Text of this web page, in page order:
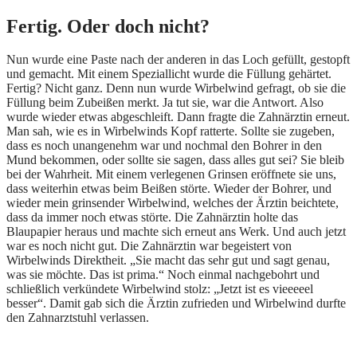
Fertig. Oder doch nicht?
Nun wurde eine Paste nach der anderen in das Loch gefüllt, gestopft
und gemacht. Mit einem Speziallicht wurde die Füllung gehärtet.
Fertig? Nicht ganz. Denn nun wurde Wirbelwind gefragt, ob sie die
Füllung beim Zubeißen merkt. Ja tut sie, war die Antwort. Also
wurde wieder etwas abgeschleift. Dann fragte die Zahnärztin erneut.
Man sah, wie es in Wirbelwinds Kopf ratterte. Sollte sie zugeben,
dass es noch unangenehm war und nochmal den Bohrer in den
Mund bekommen, oder sollte sie sagen, dass alles gut sei? Sie bleib
bei der Wahrheit. Mit einem verlegenen Grinsen eröffnete sie uns,
dass weiterhin etwas beim Beißen störte. Wieder der Bohrer, und
wieder mein grinsender Wirbelwind, welches der Ärztin beichtete,
dass da immer noch etwas störte. Die Zahnärztin holte das
Blaupapier heraus und machte sich erneut ans Werk. Und auch jetzt
war es noch nicht gut. Die Zahnärztin war begeistert von
Wirbelwinds Direktheit. „Sie macht das sehr gut und sagt genau,
was sie möchte. Das ist prima.“ Noch einmal nachgebohrt und
schließlich verkündete Wirbelwind stolz: „Jetzt ist es vieeeeel
besser“. Damit gab sich die Ärztin zufrieden und Wirbelwind durfte
den Zahnarztstuhl verlassen.